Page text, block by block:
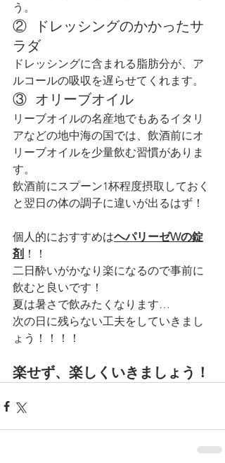
う。
②  ドレッシングのかかったサ
ラダ
ドレッシングに含まれる脂肪分が、ア
ルコールの吸収を遅らせてくれます。
③  オリーブオイル
リーブオイルの名産地でもあるイタリ
アなどの地中海の国では、飲酒前にオ
リーブオイルを少量飲む習慣がありま
す。
飲酒前にスプーン1杯程度摂取しておく
と翌日の体の調子に違いが出るはず！
個人的におすすめはヘパリーゼWの錠
剤 ！！
二日酔いがかなり楽になるので事前に
飲むと良いです！
夏は暑さで飲みたくなります…
次の日に残らない工夫をしていきまし
ょう！！！！
楽せず、楽しくいきましょう！